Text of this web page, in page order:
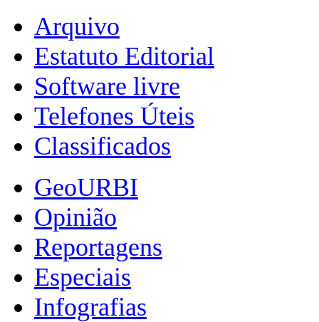
Arquivo
Estatuto Editorial
Software livre
Telefones Úteis
Classificados
GeoURBI
Opinião
Reportagens
Especiais
Infografias